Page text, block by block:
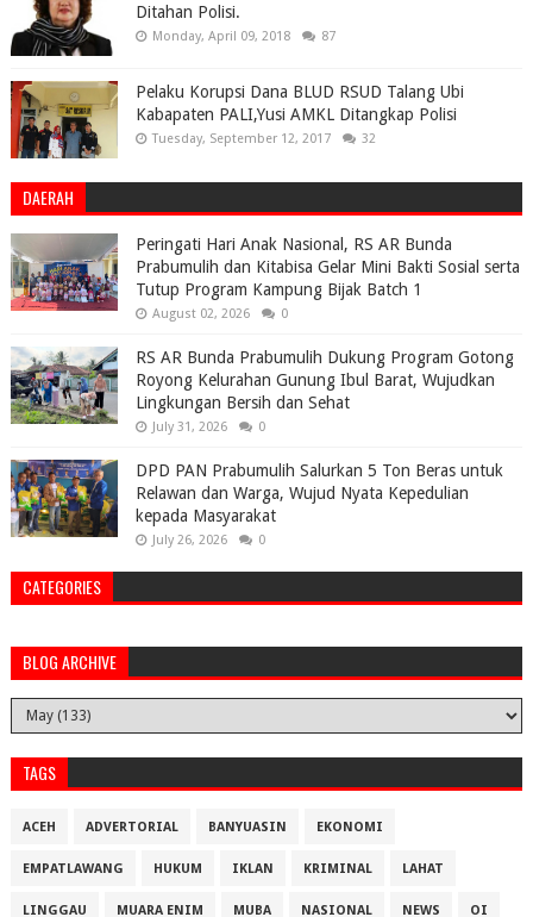
Ditahan Polisi.
Monday, April 09, 2018 87
Pelaku Korupsi Dana BLUD RSUD Talang Ubi
Kabapaten PALI,Yusi AMKL Ditangkap Polisi
Tuesday, September 12, 2017 32
DAERAH
Peringati Hari Anak Nasional, RS AR Bunda
Prabumulih dan Kitabisa Gelar Mini Bakti Sosial serta
Tutup Program Kampung Bijak Batch 1
August 02, 2026 0
RS AR Bunda Prabumulih Dukung Program Gotong
Royong Kelurahan Gunung Ibul Barat, Wujudkan
Lingkungan Bersih dan Sehat
July 31, 2026 0
DPD PAN Prabumulih Salurkan 5 Ton Beras untuk
Relawan dan Warga, Wujud Nyata Kepedulian
kepada Masyarakat
July 26, 2026 0
CATEGORIES
BLOG ARCHIVE
TAGS
ACEH ADVERTORIAL BANYUASIN EKONOMI
EMPATLAWANG HUKUM IKLAN KRIMINAL LAHAT
LINGGAU MUARA ENIM MUBA NASIONAL NEWS OI